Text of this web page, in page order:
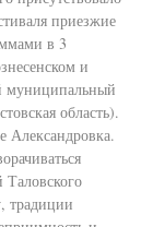
приезжие
в 3
и
муниципальный
область).
Таловского
традиции